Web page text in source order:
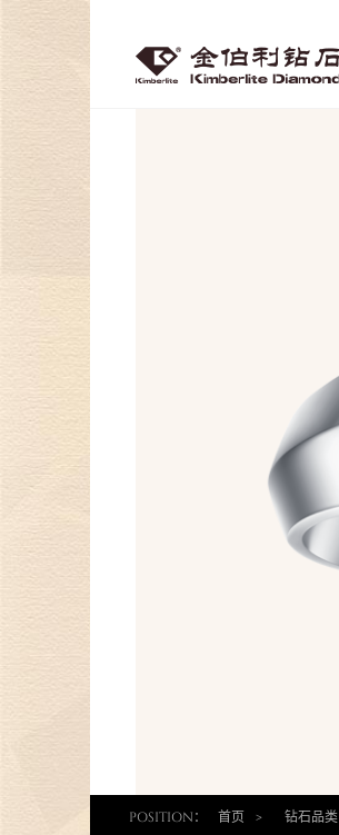
POSITION： 首页 > 钻石品类